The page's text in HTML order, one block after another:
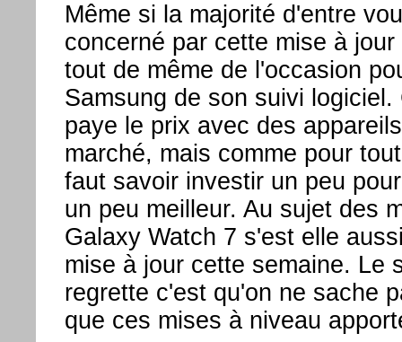
Même si la majorité d'entre
concerné par cette mise à
tout de même de l'occasion
Samsung de son suivi logiciel.
paye le prix avec des
marché, mais comme pour
faut savoir investir un peu
un peu meilleur. Au sujet des
Galaxy Watch 7 s'est elle
mise à jour cette semaine. Le
regrette c'est qu'on ne sache
que ces mises à niveau